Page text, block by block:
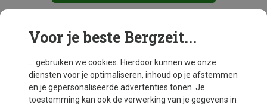
Mogelijk interessant voor je
Voor je beste Bergzeit...
... gebruiken we cookies. Hierdoor kunnen we onze
diensten voor je optimaliseren, inhoud op je afstemmen
en je gepersonaliseerde advertenties tonen. Je
toestemming kan ook de verwerking van je gegevens in